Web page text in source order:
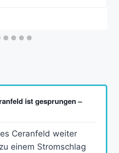
ist gesprungen –
Ceranfeld weiter
einem Stromschlag